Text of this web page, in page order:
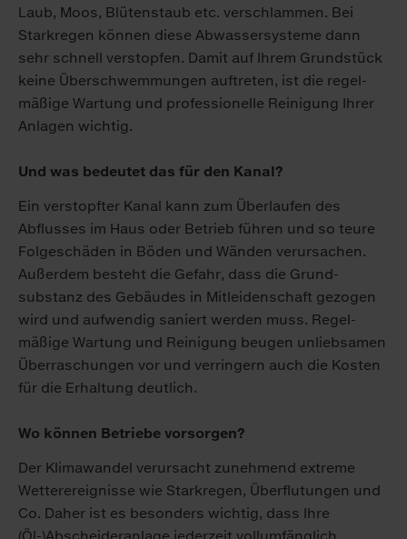
Laub, Moos, Blüten­staub etc. ver­schlammen. Bei
Starkregen können diese Ab­wasser­systeme dann
sehr schnell ver­stopfen. Damit auf Ihrem Grund­stück
keine Über­schwemmungen auftreten, ist die regel­
mäßige Wartung und professionelle Reinigung Ihrer
An­lagen wichtig.
Und was bedeutet das für den Kanal?
Ein ver­stopfter Kanal kann zum Über­laufen des
Abflusses im Haus oder Betrieb führen und so teure
Folge­schäden in Böden und Wänden verursachen.
Außerdem besteht die Gefahr, dass die Grund­
substanz des Gebäudes in Mit­leiden­schaft gezogen
wird und aufwendig saniert werden muss. Regel­
mäßige Wartung und Reinigung beugen un­liebsamen
Überraschungen vor und ver­ringern auch die Kosten
für die Er­haltung deutlich.
Wo können Betriebe vorsorgen?
Der Klima­wandel verursacht zunehmend extreme
Wetter­ereignisse wie Starkregen, Über­flutungen und
Co. Daher ist es besonders wichtig, dass Ihre